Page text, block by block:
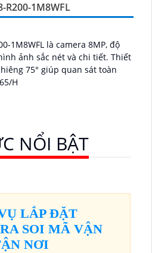
R200-1M8WFL
1M8WFL là camera 8MP, độ
ảnh sắc nét và chi tiết. Thiết
75° giúp quan sát toàn
H
NỔI BẬT
LẮP ĐẶT
SOI MÃ VẬN
NƠI